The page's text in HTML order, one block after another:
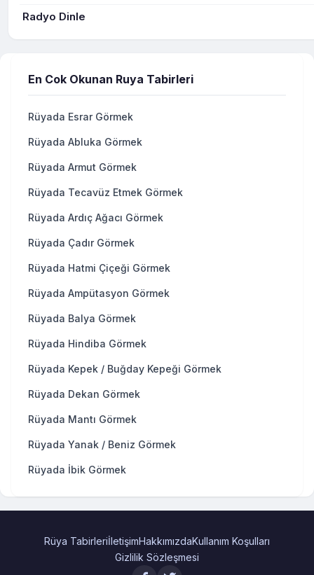
Radyo Dinle
En Cok Okunan Ruya Tabirleri
Rüyada Esrar Görmek
Rüyada Abluka Görmek
Rüyada Armut Görmek
Rüyada Tecavüz Etmek Görmek
Rüyada Ardıç Ağacı Görmek
Rüyada Çadır Görmek
Rüyada Hatmi Çiçeği Görmek
Rüyada Ampütasyon Görmek
Rüyada Balya Görmek
Rüyada Hindiba Görmek
Rüyada Kepek / Buğday Kepeği Görmek
Rüyada Dekan Görmek
Rüyada Mantı Görmek
Rüyada Yanak / Beniz Görmek
Rüyada İbik Görmek
Rüya TabirleriİletişimHakkımızdaKullanım Koşulları
Gizlilik Sözleşmesi